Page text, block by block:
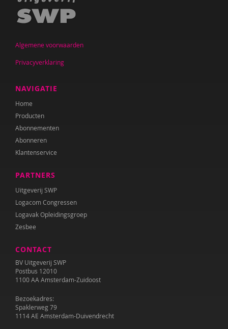
Algemene voorwaarden
Privacyverklaring
NAVIGATIE
Home
Producten
Abonnementen
Abonneren
Klantenservice
PARTNERS
Uitgeverij SWP
Logacom Congressen
Logavak Opleidingsgroep
Zesbee
CONTACT
BV Uitgeverij SWP
Postbus 12010
1100 AA Amsterdam-Zuidoost
Bezoekadres:
Spaklerweg 79
1114 AE Amsterdam-Duivendrecht